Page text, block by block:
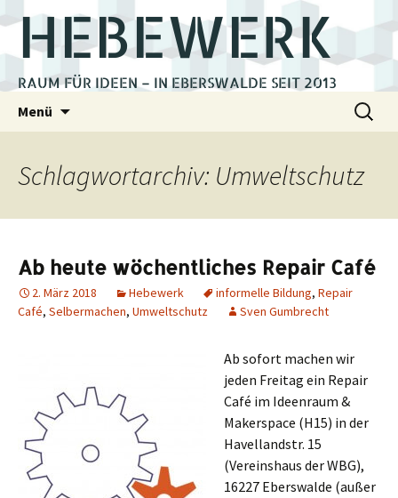
HEBEWERK
RAUM FÜR IDEEN – IN EBERSWALDE SEIT 2013
Menü
Suchen
nach:
Schlagwortarchiv: Umweltschutz
Ab heute wöchentliches Repair Café
2. März 2018 Hebewerk informelle Bildung, Repair
Café, Selbermachen, Umweltschutz Sven Gumbrecht
Ab sofort machen wir
jeden Freitag ein Repair
Café im Ideenraum &
Makerspace (H15) in der
Havellandstr. 15
(Vereinshaus der WBG),
16227 Eberswalde (außer